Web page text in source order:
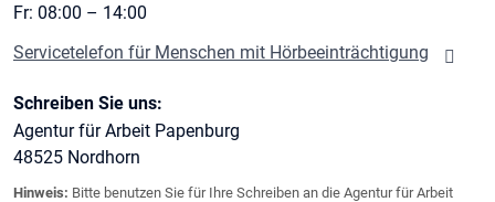
Fr: 08:00 – 14:00
Servicetelefon für Menschen mit Hörbeeinträchtigung
Schreiben Sie uns:
Agentur für Arbeit Papenburg
48525 Nordhorn
Hinweis: Bitte benutzen Sie für Ihre Schreiben an die Agentur für Arbeit